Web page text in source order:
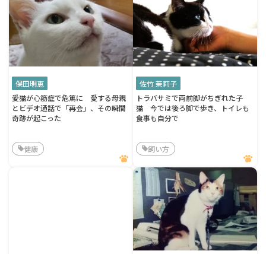
保田明恵
愛猫が心筋症で危篤に 愛する母親
とビデオ通話で「再会」、その瞬間
奇跡が起こった
健康
佐竹 茉莉子
トラバサミで両前脚がちぎれた子
猫 今では後ろ脚で歩き、トイレも
食事も自分で
飼い方